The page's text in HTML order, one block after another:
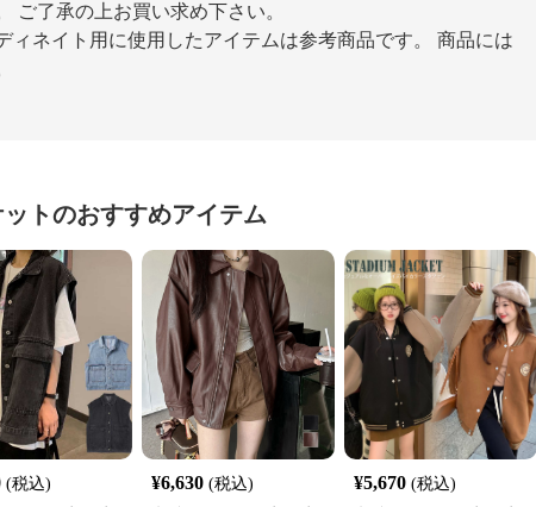
ご了承の上お買い求め下さい。
ネイト用に使用したアイテムは参考商品です。 商品には
トのおすすめアイテム
(税込)
¥6,630 (税込)
¥5,670 (税込)